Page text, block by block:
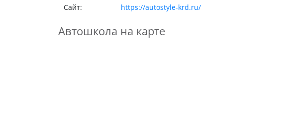
Сайт: https://autostyle-krd.ru/
Автошкола на карте